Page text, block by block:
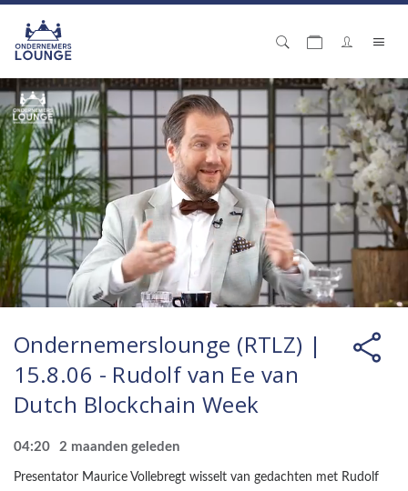
Ondernemerslounge (RTLZ) |
15.8.06 - Rudolf van Ee van
Dutch Blockchain Week
04:20 2 maanden geleden
Presentator Maurice Vollebregt wisselt van gedachten met Rudolf